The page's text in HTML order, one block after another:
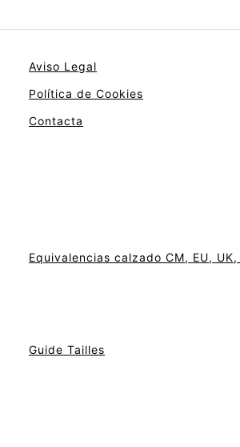
Aviso Legal
Política de Cookies
Contacta
Equivalencias calzado CM, EU, UK,
Guide Tailles